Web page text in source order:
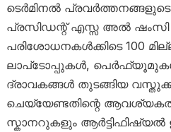
ടെർമിനൽ
പ്രസിഡന്റ് എസ്സ അൽ
പരിശോധനകൾക്കിടെ 100
ലാപ്‌ടോപ്പുകൾ,
ദ്രാവകങ്ങൾ തുടങ്ങിയ
ചെയ്യേണ്ടതിന്റെ
സ്കാനറുകളും ആർട്ടിഫിഷ്യൽ